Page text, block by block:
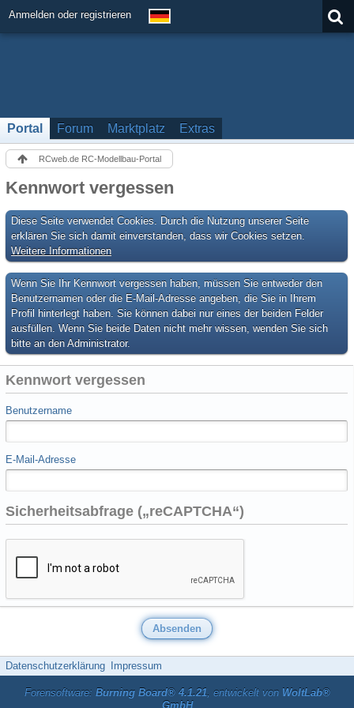
Anmelden oder registrieren
Portal Forum Marktplatz Extras
RCweb.de RC-Modellbau-Portal
Kennwort vergessen
Diese Seite verwendet Cookies. Durch die Nutzung unserer Seite
erklären Sie sich damit einverstanden, dass wir Cookies setzen.
Weitere Informationen
Wenn Sie Ihr Kennwort vergessen haben, müssen Sie entweder den
Benutzernamen oder die E-Mail-Adresse angeben, die Sie in Ihrem
Profil hinterlegt haben. Sie können dabei nur eines der beiden Felder
ausfüllen. Wenn Sie beide Daten nicht mehr wissen, wenden Sie sich
bitte an den Administrator.
Kennwort vergessen
Benutzername
E-Mail-Adresse
Sicherheitsabfrage („reCAPTCHA“)
Datenschutzerklärung Impressum
Forensoftware: Burning Board® 4.1.21, entwickelt von WoltLab®
GmbH